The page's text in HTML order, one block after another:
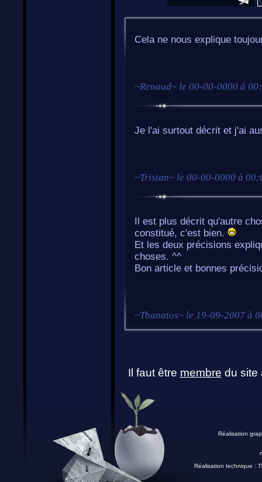
Cela ne nous explique
~Renaud~ le 00-00-0000 à
Je l'ai surtout décrit et j'ai
~Tristan~ le 00-00-0000 à
Il est plus décrit qu'autre
constitué, c'est bien.
Et les deux précisions
choses. ^^
Bon article et bonnes
~Thanatos~ le 19-09-2007 à
Il faut être membre du site
Réalisation
Réalisation technique :